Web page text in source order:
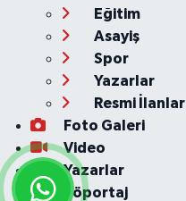
Eğitim
Asayiş
Spor
Yazarlar
Resmi İlanlar
Foto Galeri
Video
Yazarlar
Röportaj